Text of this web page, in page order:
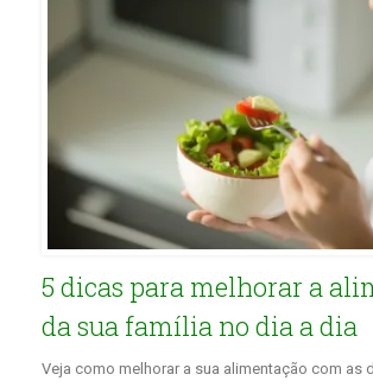
5 dicas para melhorar a
da sua família no dia a dia
Veja como melhorar a sua alimentação com as